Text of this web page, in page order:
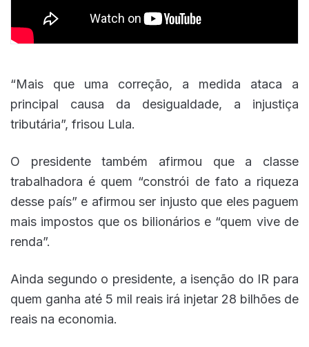
“Mais que uma correção, a medida ataca a
principal causa da desigualdade, a injustiça
tributária”, frisou Lula.
O presidente também afirmou que a classe
trabalhadora é quem “constrói de fato a riqueza
desse país” e afirmou ser injusto que eles paguem
mais impostos que os bilionários e “quem vive de
renda”.
Ainda segundo o presidente, a isenção do IR para
quem ganha até 5 mil reais irá injetar 28 bilhões de
reais na economia.